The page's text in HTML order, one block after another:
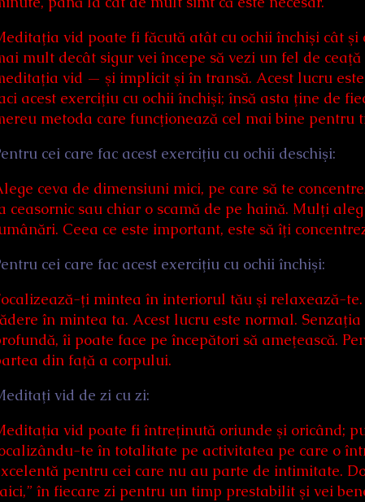
vid poate fi făcută atât cu ochii închişi cât
mult decât sigur vei începe să vezi un fel de
vid — şi implicit şi în transă. Acest lucru
acest exerciţiu cu ochii închişi; însă asta ţine de
metoda care funcţionează cel mai bine pentru
cei care fac acest exerciţiu cu ochii deschişi:
ceva de dimensiuni mici, pe care să te
ceasornic sau chiar o scamă de pe haină. Mulţi
Ceea ce este important, este să îţi
cei care fac acest exerciţiu cu ochii închişi:
ţi mintea în interiorul tău şi relaxează-
în mintea ta. Acest lucru este normal.
îi poate face pe începători să ameţească.
din faţă a corpului.
vid de zi cu zi:
vid poate fi întreţinută oriunde şi oricând;
te în totalitate pe activitatea pe care o
pentru cei care nu au parte de intimitate.
în fiecare zi pentru un timp prestabilit şi vei